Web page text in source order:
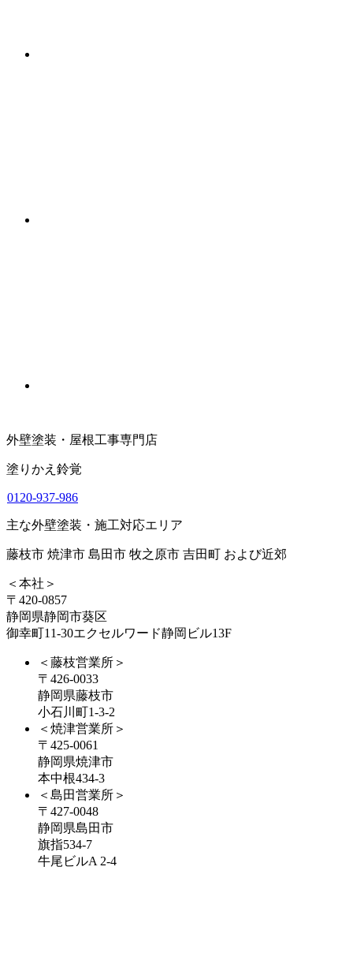
外壁塗装・屋根工事専門店
塗りかえ鈴覚
0120-937-986
主な外壁塗装・施工対応エリア
藤枝市 焼津市 島田市 牧之原市 吉田町 および近郊
＜本社＞
〒420-0857
静岡県静岡市葵区
御幸町11-30エクセルワード静岡ビル13F
＜藤枝営業所＞
〒426-0033
静岡県藤枝市
小石川町1-3-2
＜焼津営業所＞
〒425-0061
静岡県焼津市
本中根434-3
＜島田営業所＞
〒427-0048
静岡県島田市
旗指534-7
牛尾ビルA 2-4